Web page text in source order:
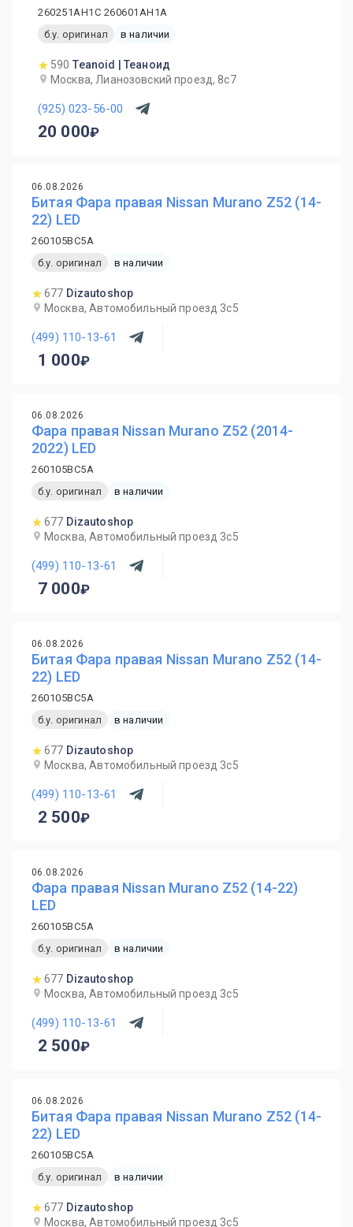
260251AH1C 260601AH1A
б.у. оригинал
в наличии
590 Teanoid | Теаноид
Москва, Лианозовский проезд, 8с7
(925) 023-56-00
20 000
06.08.2026
Битая Фара правая Nissan Murano Z52 (14-
22) LED
260105BC5A
б.у. оригинал
в наличии
677 Dizautoshop
Москва, Автомобильный проезд 3с5
(499) 110-13-61
1 000
06.08.2026
Фара правая Nissan Murano Z52 (2014-
2022) LED
260105BC5A
б.у. оригинал
в наличии
677 Dizautoshop
Москва, Автомобильный проезд 3с5
(499) 110-13-61
7 000
06.08.2026
Битая Фара правая Nissan Murano Z52 (14-
22) LED
260105BC5A
б.у. оригинал
в наличии
677 Dizautoshop
Москва, Автомобильный проезд 3с5
(499) 110-13-61
2 500
06.08.2026
Фара правая Nissan Murano Z52 (14-22)
LED
260105BC5A
б.у. оригинал
в наличии
677 Dizautoshop
Москва, Автомобильный проезд 3с5
(499) 110-13-61
2 500
06.08.2026
Битая Фара правая Nissan Murano Z52 (14-
22) LED
260105BC5A
б.у. оригинал
в наличии
677 Dizautoshop
Москва, Автомобильный проезд 3с5